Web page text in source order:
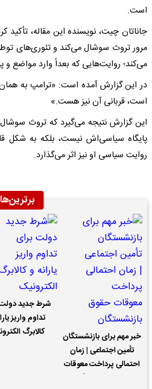
است.
جاناتان چیت، نویسنده این مقاله،
مرور تروث سوشال می‌کند و تئوری‌های
می‌کند؛ روایت‌هایی که بعداً وارد مواضع
در این گزارش آمده است: «ترامپ به همان
است، قربانی آن نیز هست.»
این گزارش نتیجه می‌گیرد که تروث سوشال
پایگاه سیاسی‌اش نیست، بلکه به شکل
روایت سیاسی او نیز اثر می‌گذارد.
برترین‌ها
خبر مهم برای بازنشستگان
تأمین اجتماعی | زمان
احتمالی پرداخت معوقات
شرط جدید
تداوم واریز
کالابرگ